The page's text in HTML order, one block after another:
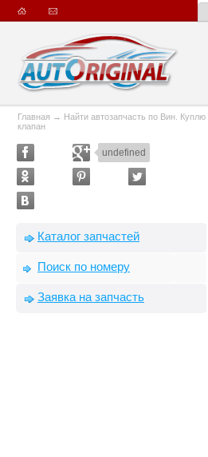
Главная → Найти автозапчасть по Вин.
клапан
undefined
Каталог запчастей
Поиск по номеру
Заявка на запчасть